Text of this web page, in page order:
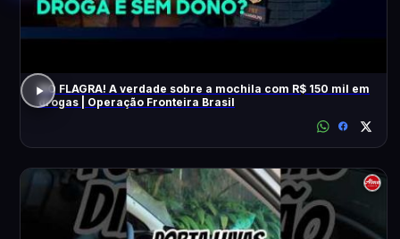
NO FLAGRA! A verdade sobre a mochila com R$ 150 mil em
drogas | Operação Fronteira Brasil